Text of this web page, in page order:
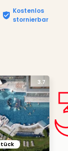
Kostenlos
stornierbar
3.7